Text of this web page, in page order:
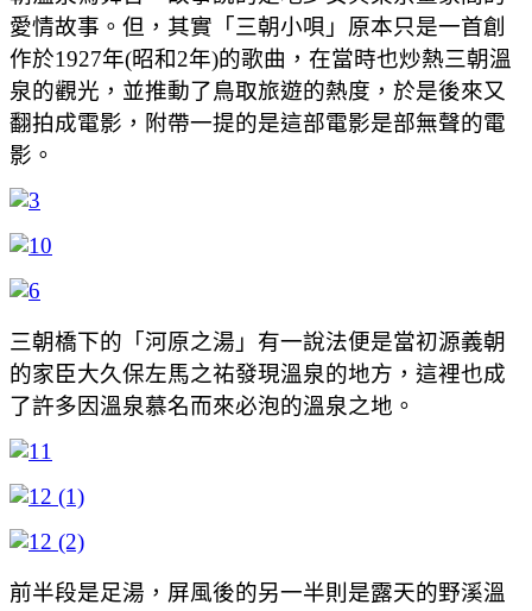
愛情故事。但，其實「三朝小唄」原本只是一首創
作於1927年(昭和2年)的歌曲，在當時也炒熱三朝溫
泉的觀光，並推動了鳥取旅遊的熱度，於是後來又
翻拍成電影，附帶一提的是這部電影是部無聲的電
影。
三朝橋下的「河原之湯」有一說法便是當初源義朝
的家臣大久保左馬之祐發現溫泉的地方，這裡也成
了許多因溫泉慕名而來必泡的溫泉之地。
前半段是足湯，屏風後的另一半則是露天的野溪溫